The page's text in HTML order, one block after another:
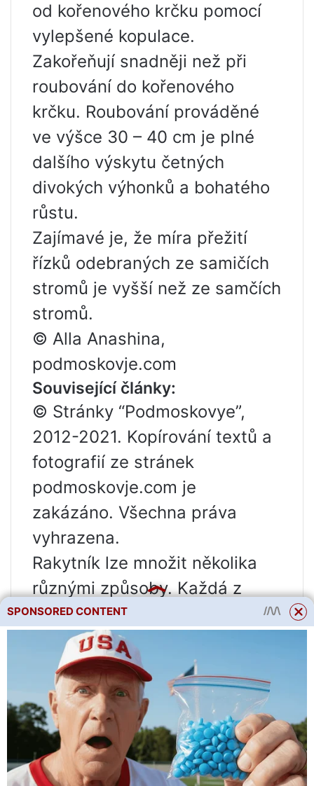
od kořenového krčku pomocí
vylepšené kopulace.
Zakořeňují snadněji než při
roubování do kořenového
krčku. Roubování prováděné
ve výšce 30 – 40 cm je plné
dalšího výskytu četných
divokých výhonků a bohatého
růstu.
Zajímavé je, že míra přežití
řízků odebraných ze samičích
stromů je vyšší než ze samčích
stromů.
© Alla Anashina,
podmoskovje.com
Související články:
© Stránky “Podmoskovye”,
2012-2021. Kopírování textů a
fotografií ze stránek
podmoskоvje.com je
zakázáno. Všechna práva
vyhrazena.
Rakytník lze množit několika
různými způsoby. Každá z
metod má své výhody i
nevýhody. Po podrobnějším
zvážení každé metody si
můžete vybrat tu, která vám
nejvíce vyhovuje.
SPONSORED CONTENT